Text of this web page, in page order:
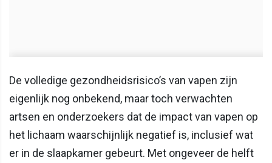
De volledige gezondheidsrisico’s van vapen zijn
eigenlijk nog onbekend, maar toch verwachten
artsen en onderzoekers dat de impact van vapen op
het lichaam waarschijnlijk negatief is, inclusief wat
er in de slaapkamer gebeurt. Met ongeveer de helft